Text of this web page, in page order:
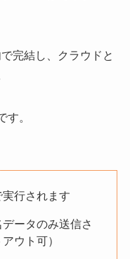
完結し、クラウドと
す。
行されます
ータのみ送信さ
ウト可）